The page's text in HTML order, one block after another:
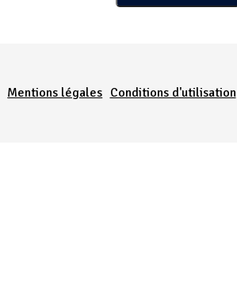
Mentions légales Conditions d'utilisation